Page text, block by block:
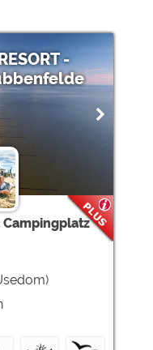
-
Campingplatz